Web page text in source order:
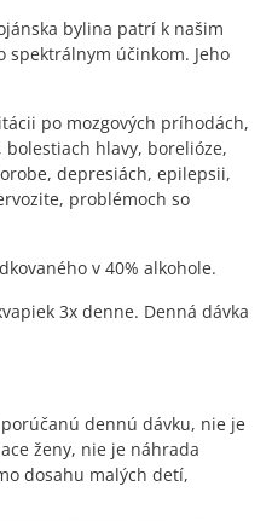
bylina patrí k našim
spektrálnym účinkom. Jeho
po mozgových príhodách,
hlavy, borelióze,
depresiách, epilepsii,
problémoch so
v 40% alkohole.
3x denne. Denná dávka
dennú dávku, nie je
ženy, nie je náhrada
dosahu malých detí,